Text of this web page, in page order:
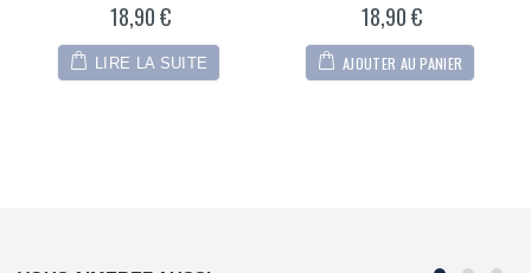
18,90€
LIRE LA SUITE
18,90€
AJOUTER AU PANIER